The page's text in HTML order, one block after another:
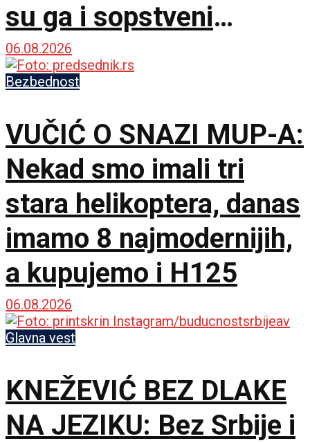
su ga i sopstveni
saborci
06.08.2026
Bezbednost
VUČIĆ O SNAZI MUP-A:
Nekad smo imali tri
stara helikoptera, danas
imamo 8 najmodernijih,
a kupujemo i H125
06.08.2026
Glavna vest
KNEŽEVIĆ BEZ DLAKE
NA JEZIKU: Bez Srbije i